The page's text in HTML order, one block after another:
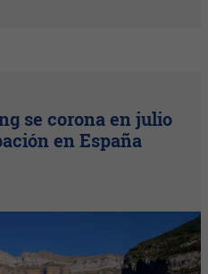
se corona en julio
en España